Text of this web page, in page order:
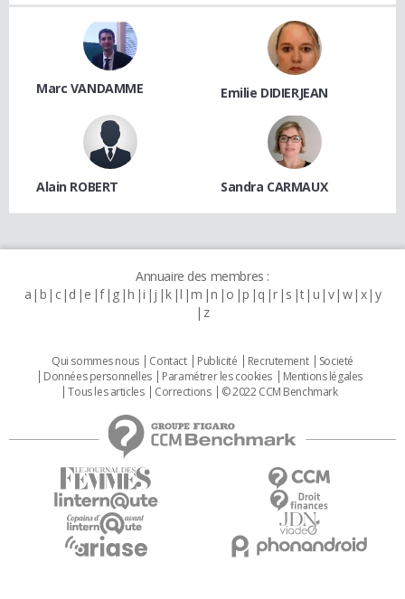
Marc VANDAMME Emilie DIDIERJEAN
Alain ROBERT Sandra CARMAUX
Annuaire des membres :
a b c d e f g h i j k l m n o p q r s t u v w x y
z
Qui sommes nous Contact Publicité Recrutement
Societé
Données personnelles
Paramétrer les cookies
Mentions légales
Tous les articles
Corrections © 2022 CCM Benchmark